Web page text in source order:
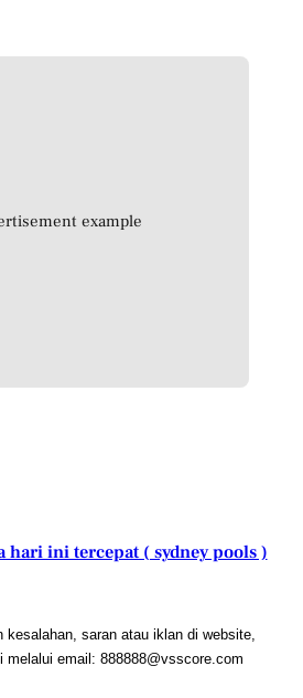
example
hari ini tercepat ( sydney pools )
kesalahan, saran atau iklan di website,
melalui email: 888888@vsscore.com